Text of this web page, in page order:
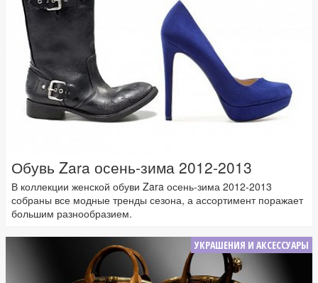
Обувь Zara осень-зима 2012-2013
В коллекции женской обуви Zara осень-зима 2012-2013
собраны все модные тренды сезона, а ассортимент поражает
большим разнообразием.
УКРАШЕНИЯ И АКСЕССУАРЫ